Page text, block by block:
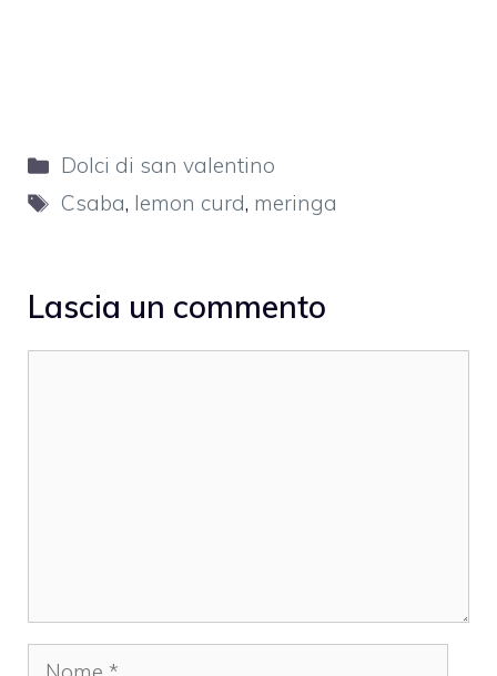
Categorie
Dolci di san valentino
Tag
Csaba, lemon curd, meringa
Lascia un commento
Nome